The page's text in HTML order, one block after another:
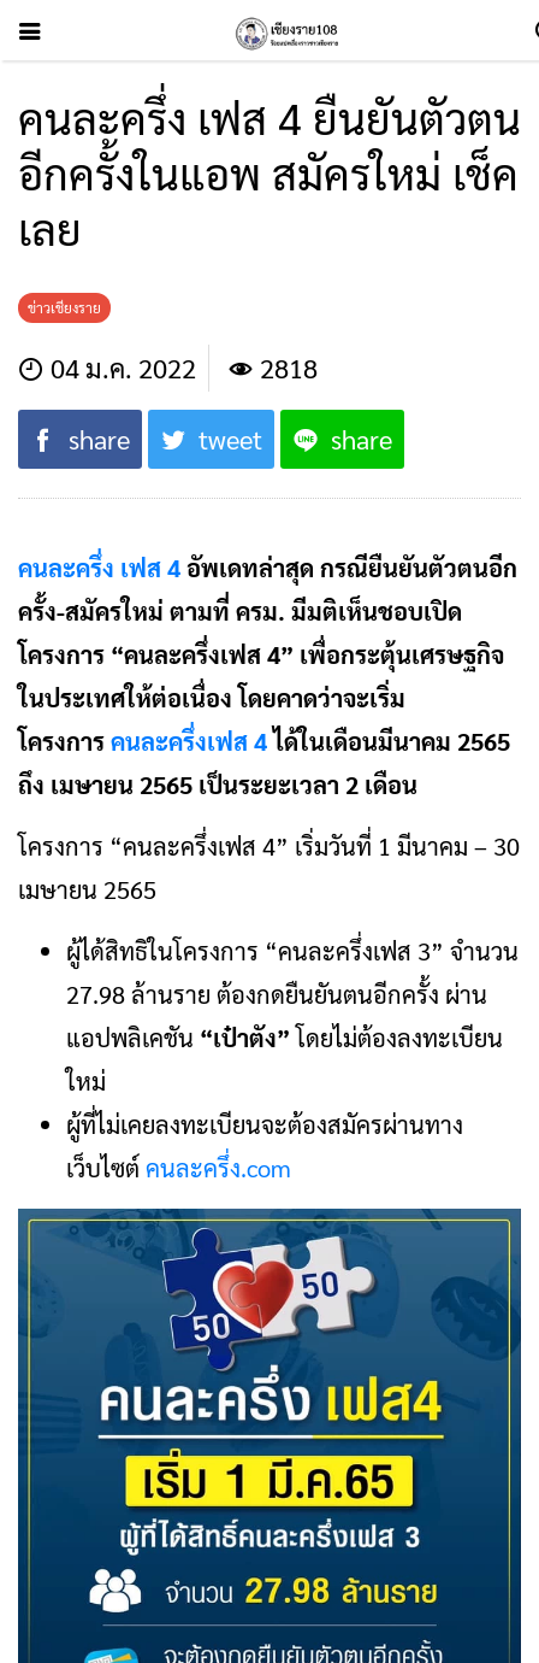
คนละครึ่ง เฟส 4 ยืนยันตัวตน
อีกครั้งในแอพ สมัครใหม่ เช็ค
เลย
ข่าวเชียงราย
04 ม.ค. 2022 2818
share tweet share
คนละครึ่ง เฟส 4อัพเดทล่าสุด กรณียืนยันตัวตนอีก
ครั้ง-สมัครใหม่ ตามที่ ครม. มีมติเห็นชอบเปิด
โครงการ “คนละครึ่งเฟส 4” เพื่อกระตุ้นเศรษฐกิจ
ในประเทศให้ต่อเนื่อง โดยคาดว่าจะเริ่ม
โครงการคนละครึ่งเฟส 4ได้ในเดือนมีนาคม 2565
ถึง เมษายน 2565 เป็นระยะเวลา 2 เดือน
โครงการ “คนละครึ่งเฟส 4” เริ่มวันที่ 1 มีนาคม – 30
เมษายน 2565
ผู้ได้สิทธิในโครงการ “คนละครึ่งเฟส 3” จำนวน
27.98 ล้านราย ต้องกดยืนยันตนอีกครั้ง ผ่าน
แอปพลิเคชัน “เป๋าตัง”โดยไม่ต้องลงทะเบียน
ใหม่
ผู้ที่ไม่เคยลงทะเบียนจะต้องสมัครผ่านทาง
เว็บไซต์ คนละครึ่ง.com